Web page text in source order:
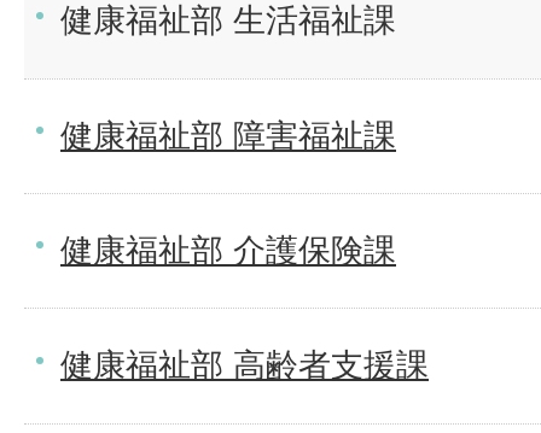
健康福祉部 生活福祉課
健康福祉部 障害福祉課
健康福祉部 介護保険課
健康福祉部 高齢者支援課